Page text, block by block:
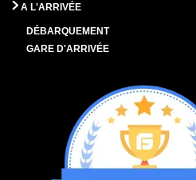
A L'ARRIVÉE
DÉBARQUEMENT
GARE D'ARRIVÉE